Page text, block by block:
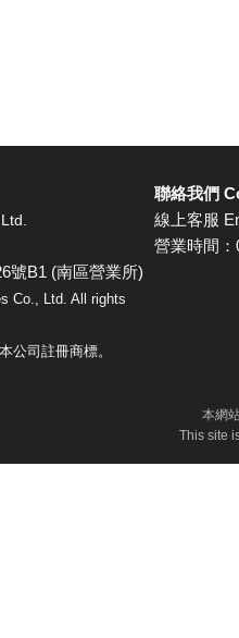
號B1 (南區營業所)
Co., Ltd. All rights
公司註冊商標。
聯絡我們
線上客服
營業時間：
本網
This site